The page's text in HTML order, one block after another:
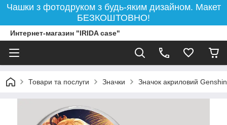
Чашки з фотодруком з будь-яким дизайном. Макет
БЕЗКОШТОВНО!
Интернет-магазин "IRIDA case"
Товари та послуги Значки Значок акриловий